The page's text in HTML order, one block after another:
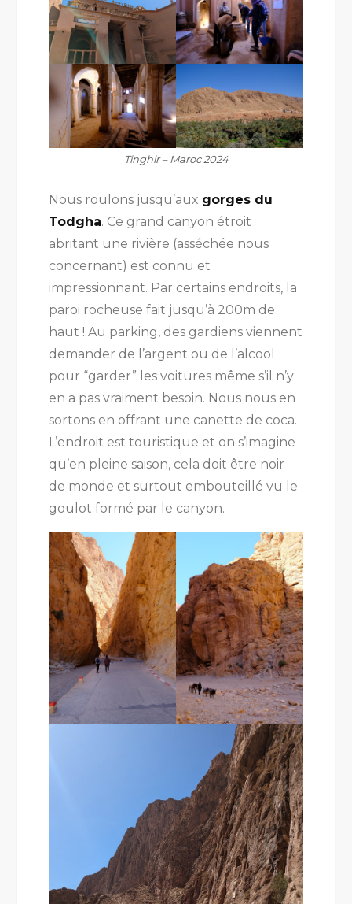
Tinghir – Maroc 2024
Nous roulons jusqu’aux gorges du
Todgha. Ce grand canyon étroit
abritant une rivière (asséchée nous
concernant) est connu et
impressionnant. Par certains endroits, la
paroi rocheuse fait jusqu’à 200m de
haut ! Au parking, des gardiens viennent
demander de l’argent ou de l’alcool
pour “garder” les voitures même s’il n’y
en a pas vraiment besoin. Nous nous en
sortons en offrant une canette de coca.
L’endroit est touristique et on s’imagine
qu’en pleine saison, cela doit être noir
de monde et surtout embouteillé vu le
goulot formé par le canyon.